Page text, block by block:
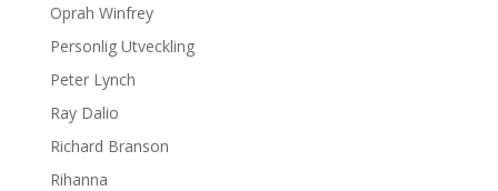
Oprah Winfrey
Personlig Utveckling
Peter Lynch
Ray Dalio
Richard Branson
Rihanna